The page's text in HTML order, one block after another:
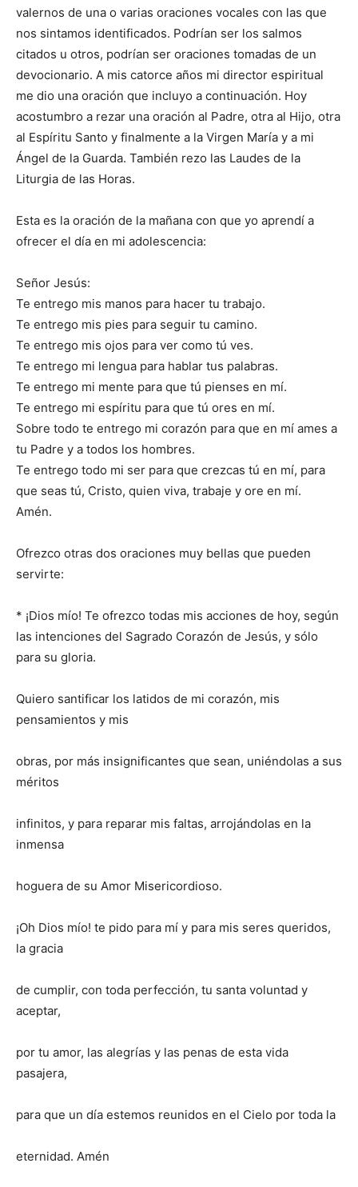
valernos de una o varias oraciones vocales con las que
nos sintamos identificados. Podrían ser los salmos
citados u otros, podrían ser oraciones tomadas de un
devocionario. A mis catorce años mi director espiritual
me dio una oración que incluyo a continuación. Hoy
acostumbro a rezar una oración al Padre, otra al Hijo, otra
al Espíritu Santo y finalmente a la Virgen María y a mi
Ángel de la Guarda. También rezo las Laudes de la
Liturgia de las Horas.
Esta es la oración de la mañana con que yo aprendí a
ofrecer el día en mi adolescencia:
Señor Jesús:
Te entrego mis manos para hacer tu trabajo.
Te entrego mis pies para seguir tu camino.
Te entrego mis ojos para ver como tú ves.
Te entrego mi lengua para hablar tus palabras.
Te entrego mi mente para que tú pienses en mí.
Te entrego mi espíritu para que tú ores en mí.
Sobre todo te entrego mi corazón para que en mí ames a
tu Padre y a todos los hombres.
Te entrego todo mi ser para que crezcas tú en mí, para
que seas tú, Cristo, quien viva, trabaje y ore en mí.
Amén.
Ofrezco otras dos oraciones muy bellas que pueden
servirte:
* ¡Dios mío! Te ofrezco todas mis acciones de hoy, según
las intenciones del Sagrado Corazón de Jesús, y sólo
para su gloria.
Quiero santificar los latidos de mi corazón, mis
pensamientos y mis
obras, por más insignificantes que sean, uniéndolas a sus
méritos
infinitos, y para reparar mis faltas, arrojándolas en la
inmensa
hoguera de su Amor Misericordioso.
¡Oh Dios mío! te pido para mí y para mis seres queridos,
la gracia
de cumplir, con toda perfección, tu santa voluntad y
aceptar,
por tu amor, las alegrías y las penas de esta vida
pasajera,
para que un día estemos reunidos en el Cielo por toda la
eternidad. Amén